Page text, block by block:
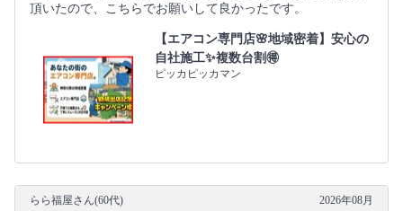
頂いたので、こちらでお願いして良かったです。
【エアコン専門店🌸地域密着】安心の
自社施工✨複数台割🉐
ピッカピッカマン
らら福屋さん(60代) 2026年08月